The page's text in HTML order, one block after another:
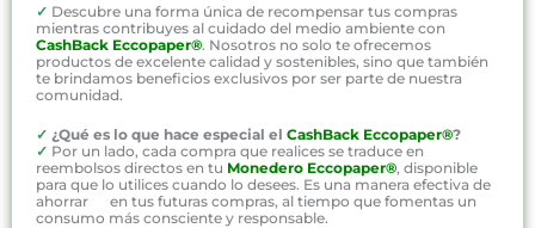
✓ Descubre una forma única de recompensar tus compras
mientras contribuyes al cuidado del medio ambiente con
CashBack Eccopaper®. Nosotros no solo te ofrecemos
productos de excelente calidad y sostenibles, sino que también
te brindamos beneficios exclusivos por ser parte de nuestra
comunidad.
✓ ¿Qué es lo que hace especial el CashBack Eccopaper®?
✓ Por un lado, cada compra que realices se traduce en
reembolsos directos en tu Monedero Eccopaper®, disponible
para que lo utilices cuando lo desees. Es una manera efectiva de
ahorrar en tus futuras compras, al tiempo que fomentas un
consumo más consciente y responsable.